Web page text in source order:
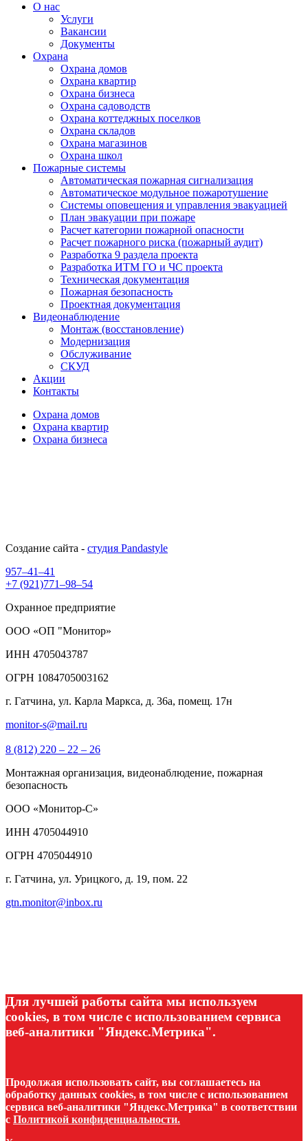
О нас
Услуги
Вакансии
Документы
Охрана
Охрана домов
Охрана квартир
Охрана бизнеса
Охрана садоводств
Охрана коттеджных поселков
Охрана складов
Охрана магазинов
Охрана школ
Пожарные системы
Автоматическая пожарная сигнализация
Автоматическое модульное пожаротушение
Системы оповещения и управления эвакуацией
План эвакуации при пожаре
Расчет категории пожарной опасности
Расчет пожарного риска (пожарный аудит)
Разработка 9 раздела проекта
Разработка ИТМ ГО и ЧС проекта
Техническая документация
Пожарная безопасность
Проектная документация
Видеонаблюдение
Монтаж (восстановление)
Модернизация
Обслуживание
СКУД
Акции
Контакты
Охрана домов
Охрана квартир
Охрана бизнеса
Создание сайта - студия Pandastyle
957–41–41
+7 (921)771–98–54
Охранное предприятие
ООО «ОП "Монитор»
ИНН 4705043787
ОГРН 1084705003162
г. Гатчина, ул. Карла Маркса, д. 36а, помещ. 17н
monitor-s@mail.ru
8 (812) 220 – 22 – 26
Монтажная организация, видеонаблюдение, пожарная
безопасность
ООО «Монитор-С»
ИНН 4705044910
ОГРН 4705044910
г. Гатчина, ул. Урицкого, д. 19, пом. 22
gtn.monitor@inbox.ru
Для лучшей работы сайта мы используем
cookies, в том числе с использованием сервиса
веб-аналитики "Яндекс.Метрика".
Продолжая использовать сайт, вы соглашаетесь на
обработку данных cookies, в том числе с использованием
сервиса веб-аналитики "Яндекс.Метрика" в соответствии
с Политикой конфиденциальности.